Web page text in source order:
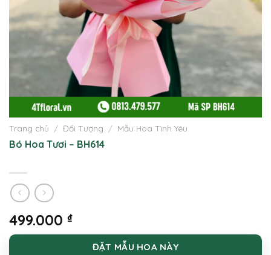
Trang chủ / Đối Tượng / Mẫu Hoa Tình Yêu
Bó Hoa Tươi – BH614
499.000 ₫
ĐẶT MẪU HOA NÀY